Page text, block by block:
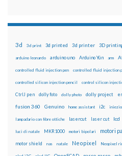
3d 3d print 3d printed 3d printer 3D
arduino leonardo arduino uno Arduino Yún arm
controlled fluid injection pen controlled fluid injection
controlled silicon injection pencil control silicon
CtrlJ pen dolly foto dolly photo dolly project
fusion 360 Genuino home assistant i2c
lampadario con fibre ottiche lasercut laser cut lcd
luci di natale MKR1000 motori bipolari motori
motor shield nas natale Neopixel Neopixel